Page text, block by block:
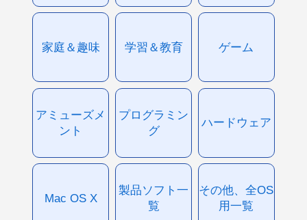
家庭＆趣味 学習＆教育 ゲーム
アミューズメ
ント
プログラミン
グ
ハードウェア
Mac OS X
製品ソフト一
覧
その他、全OS
用一覧